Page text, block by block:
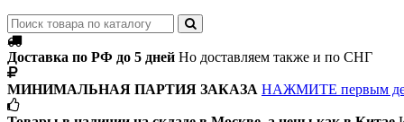
Доставка по РФ до 5 дней Но доставляем также и по СНГ
МИНИМАЛЬНАЯ ПАРТИЯ ЗАКАЗА НАЖМИТЕ первым